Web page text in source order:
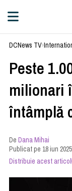
DCNews TV›
Peste
milionari
întâmplă
DeDana Mihai
Publicat pe 18 iun
Distribuie acest articol